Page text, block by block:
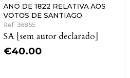
ANO DE 1822 RELATIVA AOS
VOTOS DE SANTIAGO
Ref: 36855
SA [sem autor declarado]
€40.00